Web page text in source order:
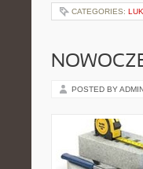
CATEGORIES:
POSTED BY